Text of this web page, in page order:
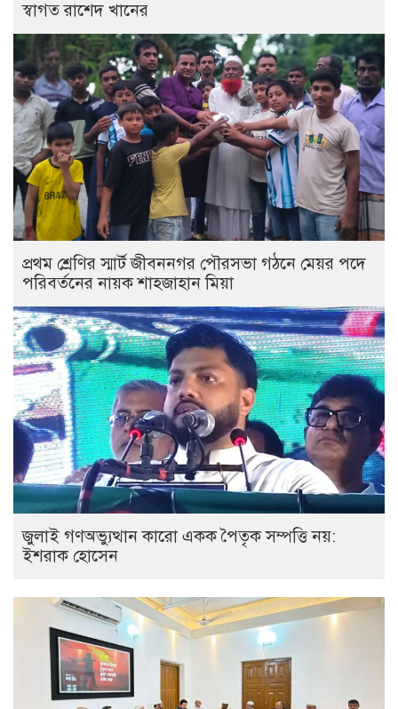
স্বাগত রাশেদ খানের
প্রথম শ্রেণির স্মার্ট জীবননগর পৌরসভা গঠনে মেয়র পদে
পরিবর্তনের নায়ক শাহজাহান মিয়া
জুলাই গণঅভ্যুত্থান কারো একক পৈতৃক সম্পত্তি নয়:
ইশরাক হোসেন